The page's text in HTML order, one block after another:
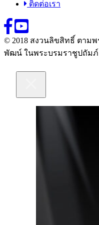
ติดต่อเรา
© 2018 สงวนลิขสิทธิ์ ตาม
พัฒน์ ในพระบรมราชูปถัมภ์